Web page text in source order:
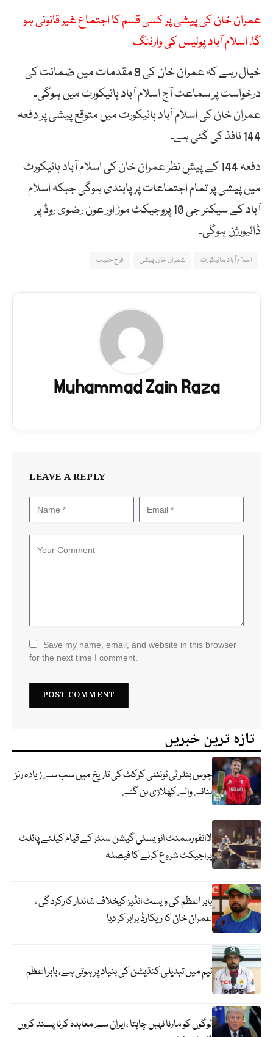
عمران خان کی پیشی پر کسی قسم کا اجتماع غیر قانونی ہو
گا، اسلام آباد پولیس کی وارننگ
خیال رہے کہ عمران خان کی 9 مقدمات میں ضمانت کی
درخواست پر سماعت آج اسلام آباد ہائیکورٹ میں ہوگی۔
عمران خان کی اسلام آباد ہائیکورٹ میں متوقع پیشی پر دفعہ
144 نافذ کی گئی ہے۔
دفعہ 144 کے پیشِ نظر عمران خان کی اسلام آباد ہائیکورٹ
میں پیشی پر تمام اجتماعات پر پابندی ہوگی جبکہ اسلام
آباد کے سیکٹر جی 10 پروجیکٹ موڑ اور عون رضوی روڈ پر
ڈائیورژن ہوگی۔
اسلام آباد ہائیکورٹ عمران خان پیشی فرخ حبیب
Muhammad Zain Raza
LEAVE A REPLY
Save my name, email, and website in this browser
for the next time I comment.
تازہ ترین خبریں
جوس بٹلر ٹی ٹوئنٹی کرکٹ کی تاریخ میں سب سے زیادہ رنز
بنانے والے کھلاڑی بن گئے
لاانفورسمنٹ انویسٹی گیشن سنٹر کے قیام کیلئے پائلٹ
پراجیکٹ شروع کرنے کا فیصلہ
بابر اعظم کی ویسٹ انڈیز کیخلاف شاندار کارکردگی ،
عمران خان کا ریکارڈ برابر کر دیا
ٹیم میں تبدیلی کنڈیشن کی بنیاد پر ہوتی ہے، بابر اعظم
لوگوں کو مارنا نہیں چاہتا ، ایران سے معاہدہ کرنا پسند کروں